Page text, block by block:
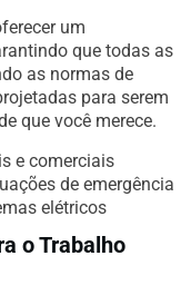
um
que todas as
as normas de
para serem
que você merece.
e comerciais
de emergência
elétricos
o Trabalho